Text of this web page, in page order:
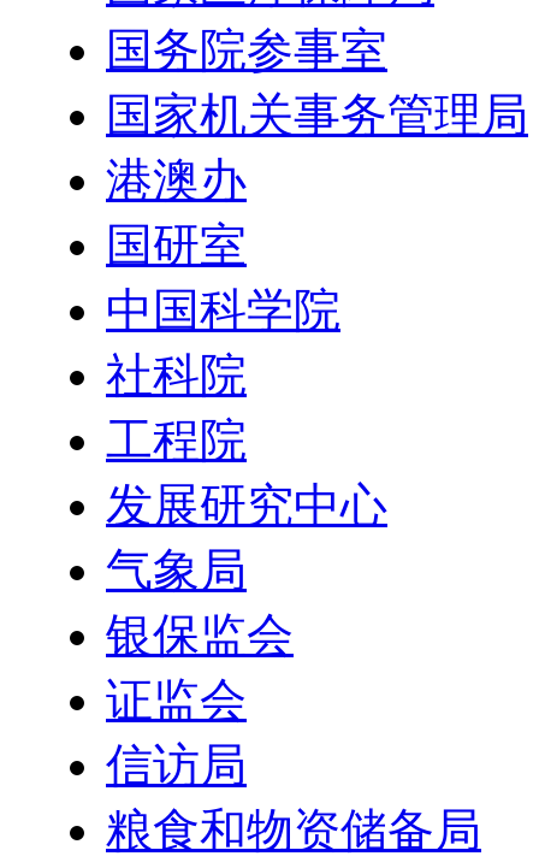
国务院参事室
国家机关事务管理局
港澳办
国研室
中国科学院
社科院
工程院
发展研究中心
气象局
银保监会
证监会
信访局
粮食和物资储备局